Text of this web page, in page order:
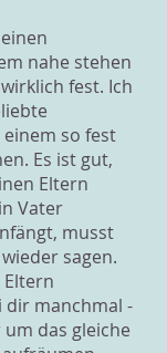
nahe stehen
fest. Ich
so fest
Es ist gut,
Eltern
Vater
musst
sagen.
Eltern
dir manchmal -
das gleiche